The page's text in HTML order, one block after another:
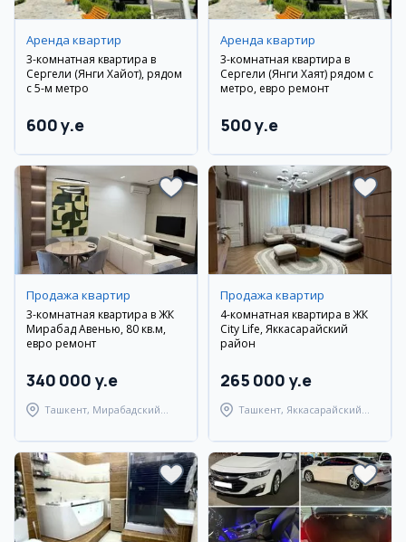
Аренда квартир
3-комнатная квартира в
Сергели (Янги Хайот), рядом
с 5-м метро
600 y.e
Аренда квартир
3-комнатная квартира в
Сергели (Янги Хаят) рядом с
метро, евро ремонт
500 y.e
Продажа квартир
3-комнатная квартира в ЖК
Мирабад Авенью, 80 кв.м,
евро ремонт
340 000 y.e
Ташкент, Мирабадский
Продажа квартир
4-комнатная квартира в ЖК
City Life, Яккасарайский
район
265 000 y.e
Ташкент, Яккасарайский